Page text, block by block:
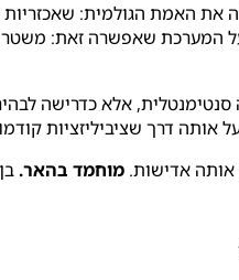
את האמת הגולמית:
המערכת שאפשרה זאת: משטר
אלא כדרישה
אותה דרך שציביליזציות
אותה אדישות.מוחמד בהאר.